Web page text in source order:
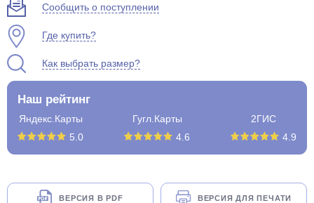
Сообщить о поступлении
Где купить?
Как выбрать размер?
Наш рейтинг
Яндекс.Карты
5.0
Гугл.Карты
4.6
2ГИС
4.9
ВЕРСИЯ В PDF ВЕРСИЯ ДЛЯ ПЕЧАТИ